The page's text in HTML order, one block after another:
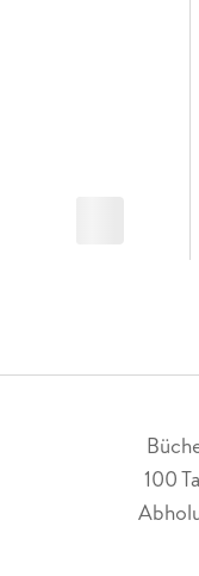
100